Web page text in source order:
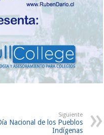
Siguiente
Nacional de los Pueblos
Indígenas